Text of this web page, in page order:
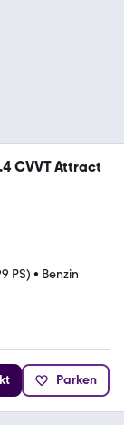
CVVT Attract
PS) • Benzin
Parken